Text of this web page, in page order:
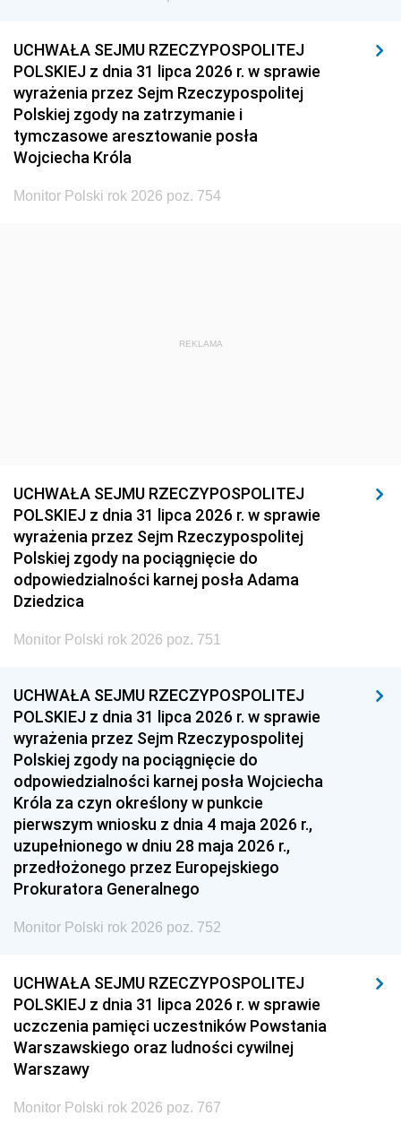
UCHWAŁA SEJMU RZECZYPOSPOLITEJ
POLSKIEJ z dnia 31 lipca 2026 r. w sprawie
wyrażenia przez Sejm Rzeczypospolitej
Polskiej zgody na zatrzymanie i
tymczasowe aresztowanie posła
Wojciecha Króla
Monitor Polski rok 2026 poz. 754
REKLAMA
UCHWAŁA SEJMU RZECZYPOSPOLITEJ
POLSKIEJ z dnia 31 lipca 2026 r. w sprawie
wyrażenia przez Sejm Rzeczypospolitej
Polskiej zgody na pociągnięcie do
odpowiedzialności karnej posła Adama
Dziedzica
Monitor Polski rok 2026 poz. 751
UCHWAŁA SEJMU RZECZYPOSPOLITEJ
POLSKIEJ z dnia 31 lipca 2026 r. w sprawie
wyrażenia przez Sejm Rzeczypospolitej
Polskiej zgody na pociągnięcie do
odpowiedzialności karnej posła Wojciecha
Króla za czyn określony w punkcie
pierwszym wniosku z dnia 4 maja 2026 r.,
uzupełnionego w dniu 28 maja 2026 r.,
przedłożonego przez Europejskiego
Prokuratora Generalnego
Monitor Polski rok 2026 poz. 752
UCHWAŁA SEJMU RZECZYPOSPOLITEJ
POLSKIEJ z dnia 31 lipca 2026 r. w sprawie
uczczenia pamięci uczestników Powstania
Warszawskiego oraz ludności cywilnej
Warszawy
Monitor Polski rok 2026 poz. 767